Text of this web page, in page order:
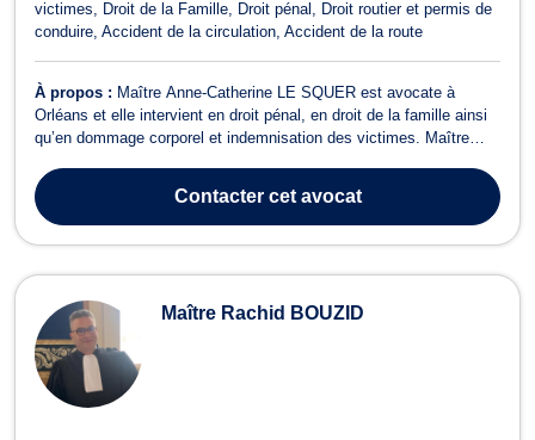
victimes
Droit de la Famille Droit pénal
Droit routier et permis de
conduire Accident de la circulation Accident de la route
À propos : Maître Anne-Catherine LE SQUER est avocate à
Orléans et elle intervient en droit pénal, en droit de la famille ainsi
qu’en dommage corporel et indemnisation des victimes. Maître
général tant au côté des auteurs d'infractions que des victimes.
Elle intervient à tout...Contactercet avocat
Maître Rachid BOUZID